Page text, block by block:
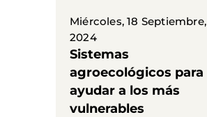
Miércoles, 18 Septiembre,
2024
Sistemas
agroecológicos para
ayudar a los más
vulnerables